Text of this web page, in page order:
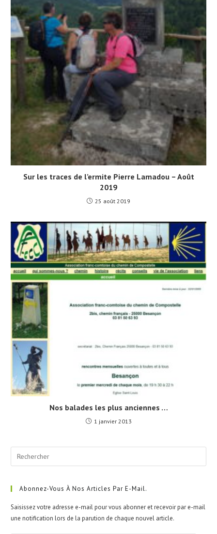
Sur les traces de l’ermite Pierre Lamadou – Août
2019
25 août 2019
Nos balades les plus anciennes …
1 janvier 2013
Abonnez-Vous À Nos Articles Par E-Mail.
Saisissez votre adresse e-mail pour vous abonner et recevoir par e-mail
une notification lors de la parution de chaque nouvel article.